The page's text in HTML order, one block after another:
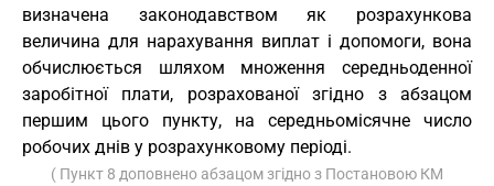
визначена законодавством як розрахункова
величина для нарахування виплат і допомоги, вона
обчислюється шляхом множення середньоденної
заробітної плати, розрахованої згідно з абзацом
першим цього пункту, на середньомісячне число
робочих днів у розрахунковому періоді.
( Пункт 8 доповнено абзацом згідно з Постановою КМ